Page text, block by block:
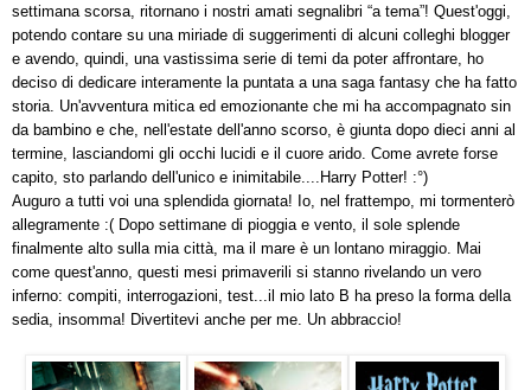
settimana scorsa, ritornano i nostri amati segnalibri “a tema”! Quest'oggi,
potendo contare su una miriade di suggerimenti di alcuni colleghi blogger
e avendo, quindi, una vastissima serie di temi da poter affrontare, ho
deciso di dedicare interamente la puntata a una saga fantasy che ha fatto
storia. Un'avventura mitica ed emozionante che mi ha accompagnato sin
da bambino e che, nell'estate dell'anno scorso, è giunta dopo dieci anni al
termine, lasciandomi gli occhi lucidi e il cuore arido. Come avrete forse
capito, sto parlando dell'unico e inimitabile....Harry Potter! :°)
Auguro a tutti voi una splendida giornata! Io, nel frattempo, mi tormenterò
allegramente :( Dopo settimane di pioggia e vento, il sole splende
finalmente alto sulla mia città, ma il mare è un lontano miraggio. Mai
come quest'anno, questi mesi primaverili si stanno rivelando un vero
inferno: compiti, interrogazioni, test...il mio lato B ha preso la forma della
sedia, insomma! Divertitevi anche per me. Un abbraccio!